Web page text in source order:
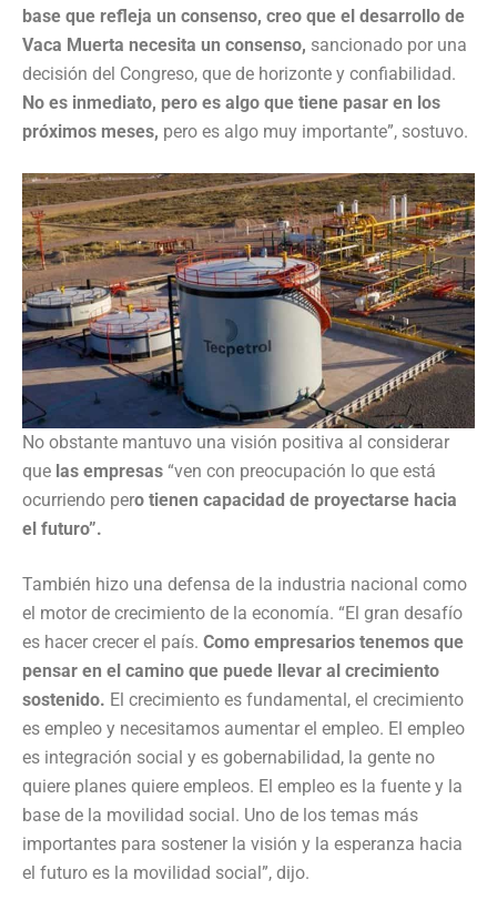
base que refleja un consenso, creo que el desarrollo de
Vaca Muerta necesita un consenso, sancionado por una
decisión del Congreso, que de horizonte y confiabilidad.
No es inmediato, pero es algo que tiene pasar en los
próximos meses, pero es algo muy importante”, sostuvo.
No obstante mantuvo una visión positiva al considerar
que las empresas “ven con preocupación lo que está
ocurriendo pero tienen capacidad de proyectarse hacia
el futuro”.
También hizo una defensa de la industria nacional como
el motor de crecimiento de la economía. “El gran desafío
es hacer crecer el país. Como empresarios tenemos que
pensar en el camino que puede llevar al crecimiento
sostenido. El crecimiento es fundamental, el crecimiento
es empleo y necesitamos aumentar el empleo. El empleo
es integración social y es gobernabilidad, la gente no
quiere planes quiere empleos. El empleo es la fuente y la
base de la movilidad social. Uno de los temas más
importantes para sostener la visión y la esperanza hacia
el futuro es la movilidad social”, dijo.